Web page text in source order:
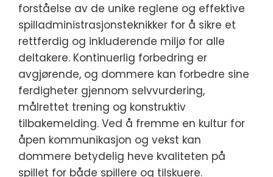
forståelse av de unike reglene og effektive
spilladministrasjonsteknikker for å sikre et
rettferdig og inkluderende miljø for alle
deltakere. Kontinuerlig forbedring er
avgjørende, og dommere kan forbedre sine
ferdigheter gjennom selvvurdering,
målrettet trening og konstruktiv
tilbakemelding. Ved å fremme en kultur for
åpen kommunikasjon og vekst kan
dommere betydelig heve kvaliteten på
spillet for både spillere og tilskuere.